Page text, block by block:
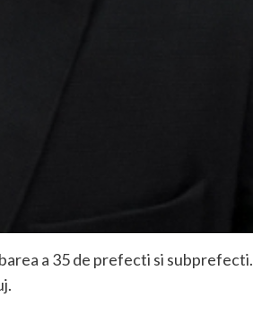
a 35 de prefecti si subprefecti.